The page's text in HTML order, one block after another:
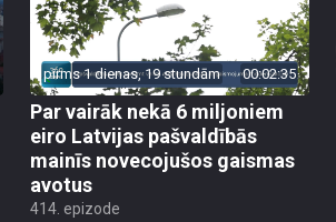
pirms 1 dienas, 19 stundām 00:02:35
Par vairāk nekā 6 miljoniem
eiro Latvijas pašvaldībās
mainīs novecojušos gaismas
avotus
414. epizode